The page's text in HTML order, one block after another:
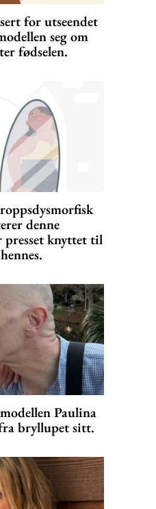
for utseendet
seg om
fødselen.
denne
presset knyttet til
Paulina
bryllupet sitt.